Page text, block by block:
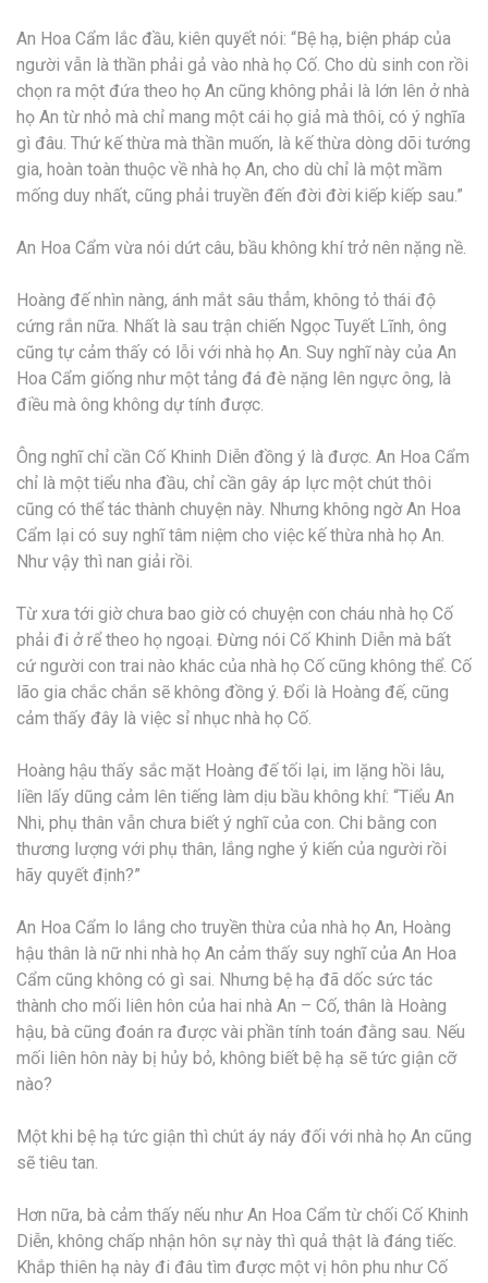
An Hoa Cẩm lắc đầu, kiên quyết nói: “Bệ hạ, biện pháp của
người vẫn là thần phải gả vào nhà họ Cố. Cho dù sinh con rồi
chọn ra một đứa theo họ An cũng không phải là lớn lên ở nhà
họ An từ nhỏ mà chỉ mang một cái họ giả mà thôi, có ý nghĩa
gì đâu. Thứ kế thừa mà thần muốn, là kế thừa dòng dõi tướng
gia, hoàn toàn thuộc về nhà họ An, cho dù chỉ là một mầm
mống duy nhất, cũng phải truyền đến đời đời kiếp kiếp sau.”
An Hoa Cẩm vừa nói dứt câu, bầu không khí trở nên nặng nề.
Hoàng đế nhìn nàng, ánh mắt sâu thẳm, không tỏ thái độ
cứng rắn nữa. Nhất là sau trận chiến Ngọc Tuyết Lĩnh, ông
cũng tự cảm thấy có lỗi với nhà họ An. Suy nghĩ này của An
Hoa Cẩm giống như một tảng đá đè nặng lên ngực ông, là
điều mà ông không dự tính được.
Ông nghĩ chỉ cần Cố Khinh Diễn đồng ý là được. An Hoa Cẩm
chỉ là một tiểu nha đầu, chỉ cần gây áp lực một chút thôi
cũng có thể tác thành chuyện này. Nhưng không ngờ An Hoa
Cẩm lại có suy nghĩ tâm niệm cho việc kế thừa nhà họ An.
Như vậy thì nan giải rồi.
Từ xưa tới giờ chưa bao giờ có chuyện con cháu nhà họ Cố
phải đi ở rể theo họ ngoại. Đừng nói Cố Khinh Diễn mà bất
cứ người con trai nào khác của nhà họ Cố cũng không thể. Cố
lão gia chắc chắn sẽ không đồng ý. Đổi là Hoàng đế, cũng
cảm thấy đây là việc sỉ nhục nhà họ Cố.
Hoàng hậu thấy sắc mặt Hoàng đế tối lại, im lặng hồi lâu,
liền lấy dũng cảm lên tiếng làm dịu bầu không khí: “Tiểu An
Nhi, phụ thân vẫn chưa biết ý nghĩ của con. Chi bằng con
thương lượng với phụ thân, lắng nghe ý kiến của người rồi
hãy quyết định?”
An Hoa Cẩm lo lắng cho truyền thừa của nhà họ An, Hoàng
hậu thân là nữ nhi nhà họ An cảm thấy suy nghĩ của An Hoa
Cẩm cũng không có gì sai. Nhưng bệ hạ đã dốc sức tác
thành cho mối liên hôn của hai nhà An – Cố, thân là Hoàng
hậu, bà cũng đoán ra được vài phần tính toán đằng sau. Nếu
mối liên hôn này bị hủy bỏ, không biết bệ hạ sẽ tức giận cỡ
nào?
Một khi bệ hạ tức giận thì chút áy náy đối với nhà họ An cũng
sẽ tiêu tan.
Hơn nữa, bà cảm thấy nếu như An Hoa Cẩm từ chối Cố Khinh
Diễn, không chấp nhận hôn sự này thì quả thật là đáng tiếc.
Khắp thiên hạ này đi đâu tìm được một vị hôn phu như Cố